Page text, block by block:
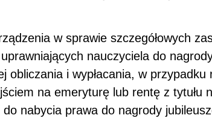
w sprawie szczegółowych
nauczyciela do
obliczania i wypłacania, w
na emeryturę lub rentę z tytułu
nabycia prawa do nagrody